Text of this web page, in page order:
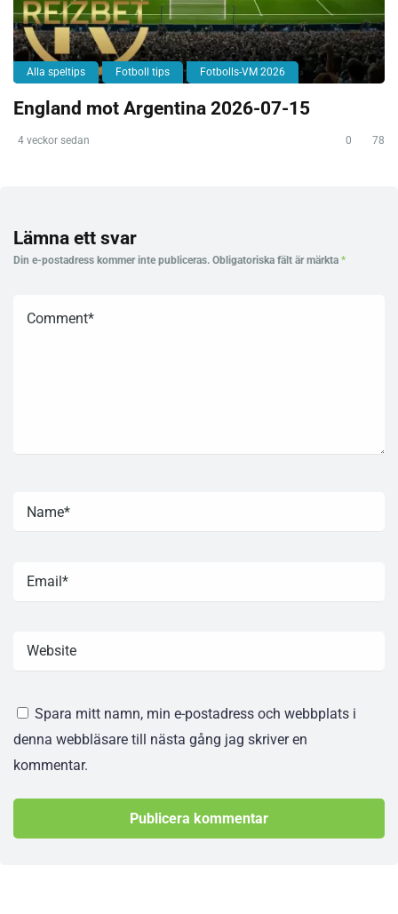
Alla speltips Fotboll tips Fotbolls-VM 2026
England mot Argentina 2026-07-15
4 veckor sedan 0 78
Lämna ett svar
Din e-postadress kommer inte publiceras. Obligatoriska fält är märkta *
Spara mitt namn, min e-postadress och webbplats i
denna webbläsare till nästa gång jag skriver en
kommentar.